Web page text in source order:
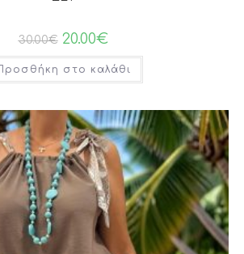
30.00€ 20.00€
Προσθήκη στο καλάθι